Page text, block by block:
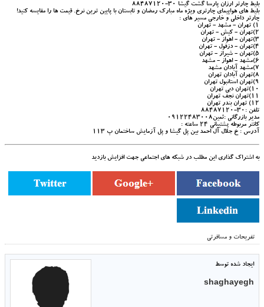
بلیط چارتر ارزان پارسا گشت گیشا 30-88487120
بلیط های هواپیمای چارتری ویژه ماه مبارک رمضان و تابستان با پایین ترین نرخ. قیمت ها را مقایسه کنید!
چارتر داخلی و خارجی مسیر های :
1) تهران - مشهد - تهران
2)تهران - کیش - تهران
3)تهران - اهواز - تهران
4)تهران - دزفول - تهران
5)تهران - شیراز - تهران
6)مشهد - اهواز - مشهد
7)مشهد آبادان مشهد
8)تهران آبادان تهران
9)تهران استانبول تهران
10)تهران دبی تهران
11)تهران نجف تهران
12) تهران بندر تهران
تلفن :30-88487120
مدیر بازرگانی :ثمین09122483008
کانتر مربوطه پشتیبانی 24 ساعته :
آدرس : خ جلال آل احمد بین پل گیشا و پل آزمایش ساختمان پ 113
به اشتراک گذاری این مطلب در شبکه های اجتماعی جهت افزایش بازدید
تفریحات و مسافرتی
ایجاد شده توسط
shaghayegh